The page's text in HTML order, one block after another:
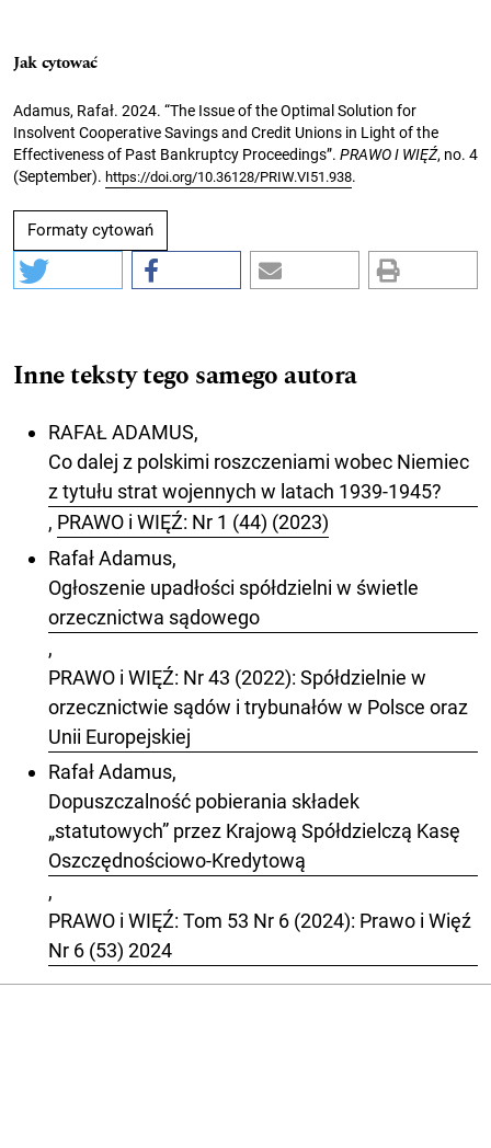
Jak cytować
Adamus, Rafał. 2024. “The Issue of the Optimal Solution for
Insolvent Cooperative Savings and Credit Unions in Light of the
Effectiveness of Past Bankruptcy Proceedings”. PRAWO I WIĘŹ, no. 4
(September). https://doi.org/10.36128/PRIW.VI51.938.
Formaty cytowań
Inne teksty tego samego autora
RAFAŁ ADAMUS,
Co dalej z polskimi roszczeniami wobec Niemiec
z tytułu strat wojennych w latach 1939-1945?
, PRAWO i WIĘŹ: Nr 1 (44) (2023)
Rafał Adamus,
Ogłoszenie upadłości spółdzielni w świetle
orzecznictwa sądowego
,
PRAWO i WIĘŹ: Nr 43 (2022): Spółdzielnie w
orzecznictwie sądów i trybunałów w Polsce oraz
Unii Europejskiej
Rafał Adamus,
Dopuszczalność pobierania składek
„statutowych” przez Krajową Spółdzielczą Kasę
Oszczędnościowo-Kredytową
,
PRAWO i WIĘŹ: Tom 53 Nr 6 (2024): Prawo i Więź
Nr 6 (53) 2024